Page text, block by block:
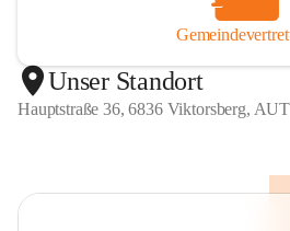
Unser Standort
Hauptstraße 36, 6836 Viktorsberg, AUT